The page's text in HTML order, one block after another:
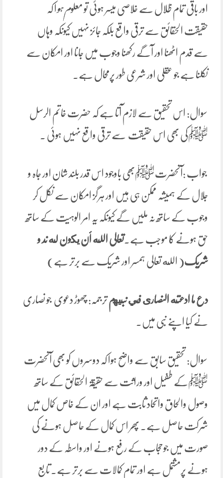
اور باقی تمام ظلال سے خلاصی میسر ہوئی تو معلوم ہو ا کہ
حقیقت الحقائق سے ترقی واقع بلکہ جائز نہیں کیونکہ وہاں
سے قدم اٹھنا اور آگے رکھنا وجوب میں جانا اور امکان سے
نکلنا ہے جو عقلی اور شرعی طور پرمحال ہے۔
سوال: اس تحقیق سے لازم آتا ہے کہ حضرت خاتم الرسل
ﷺکی بھی اس حقیقت سے ترقی واقع نہیں ہوئی ۔
جواب :آنحضرتﷺبھی باوجود اس قدر بلند شان اور جاہ و
جلال کے ہمیشہ ممکن ہی ہیں اور ہرگز امکان سے نکل کر
وجوب کے ساتھ نہ ملیں گے کیونکہ یہ امر الوہیت کے ساتھ
حق ہونے کا موجب ہے۔تعالی الله أن يكون له ند و
شریک( الله تعالی ہمسر اور شریک سے برتر ہے)
دع ما ‌ادعته النصارى في نبيهمترجمہ: چھوڑ دعوی جو نصاری
نے کیا اپنے نبی میں۔
سوال: تحقیق سابق سے واضح ہوا کہ دوسروں کو بھی آنحضرت
ﷺکے طفیل اور وراثت سے حقیقۃ الحقائق کے ساتھ
وصول والحاق واتحاد ثابت ہے اور ان کے خاص کمال میں
شرکت حاصل ہے۔ پھر اس کمال کے حاصل ہونے کی
صورت میں جوحجاب کے رفع ہونے اور واسطہ کے دور
ہونے پرمشتمل ہے اور تمام کمالات سے برتر ہے۔ تابع